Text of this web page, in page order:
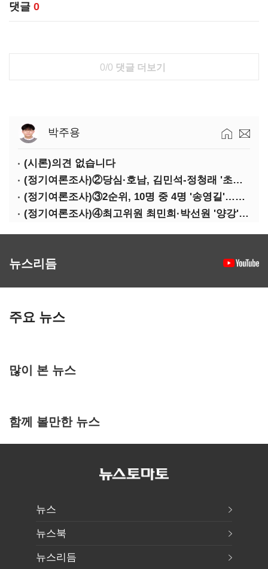
댓글 0
0/0 댓글 더보기
박주용
(시론)의견 없습니다
(정기여론조사)②당심·호남, 김민석-정청래 '초접전'
(정기여론조사)③2순위, 10명 중 4명 '송영길'…정청래 '한 자릿수'
(정기여론조사)④최고위원 최민희·박선원 '양강'…서미화·이성윤·임미애 뒤이어
뉴스리듬
주요 뉴스
많이 본 뉴스
함께 볼만한 뉴스
뉴스
뉴스북
뉴스리듬